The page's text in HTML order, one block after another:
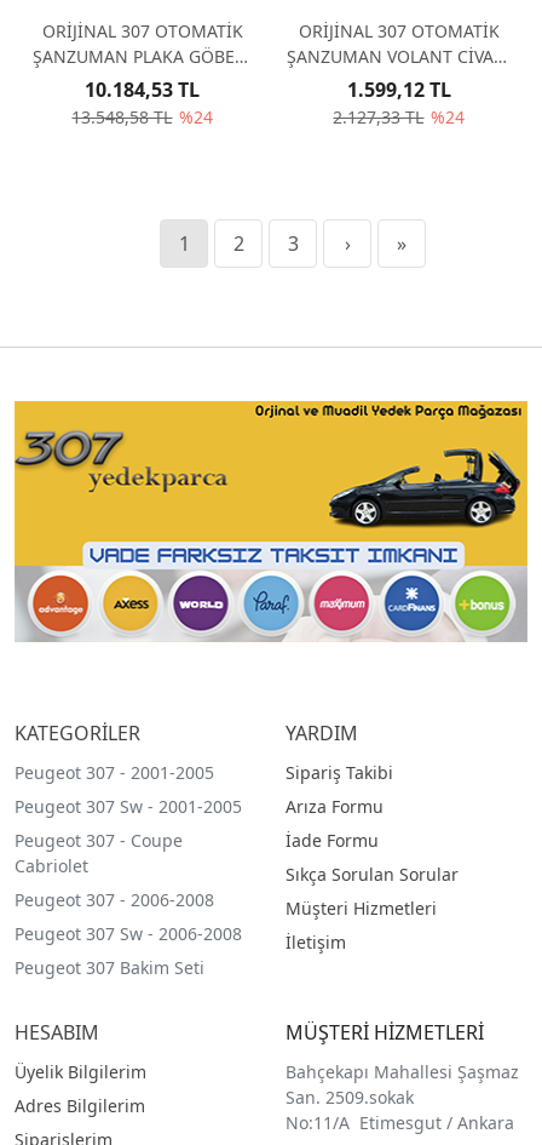
ORİJİNAL 307 OTOMATİK
ŞANZUMAN PLAKA GÖBEĞİ
234973
13.548,58 TL %24
10.184,53 TL
ORİJİNAL 307 OTOMATİK
ŞANZUMAN VOLANT CİVATA
ARA SACI AL4-DPO 53576
2.127,33 TL %24
1.599,12 TL
1 2 3 › »
KATEGORİLER
Peugeot 307 - 2001-2005
Peugeot 307 Sw - 2001-2005
Peugeot 307 - Coupe
Cabriolet
Peugeot 307 - 2006-2008
Peugeot 307 Sw - 2006-2008
Peugeot 307 Bakim Seti
YARDIM
Sipariş Takibi
Arıza Formu
İade Formu
Sıkça Sorulan Sorular
Müşteri Hizmetleri
İletişim
HESABIM
Üyelik Bilgilerim
Adres Bilgilerim
Siparişlerim
MÜŞTERİ HİZMETLERİ
Bahçekapı Mahallesi Şaşmaz
San. 2509.sokak
No:11/A Etimesgut / Ankara